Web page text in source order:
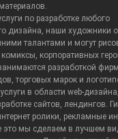
по разработке любого
дизайна, наши художники
талантами и могут
комиксы, корпоративных
разработкой
торговых марок и
в области web-
сайтов, лендингов.
ролики, рекламные
это мы сделаем в лучшем